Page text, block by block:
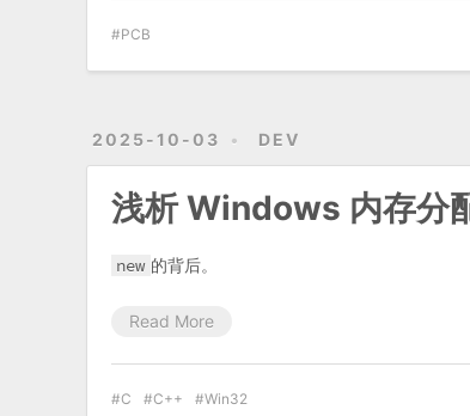
PCB
2025-10-03 DEV
浅析 Windows 内存分
new 的背后。
Read More
C C++ Win32